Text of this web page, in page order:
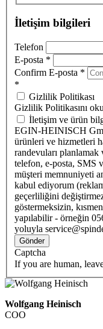
İletişim bilgileri
Telefon
E-posta *
Confirm E-posta *
*
Gizlilik Politikası
Gizlilik Politikasını
İletişim ve ürün
EGIN-HEINISCH
ürünleri ve hizmetleri
randevuları
telefon, e-posta, SMS
müşteri memnuniyeti
kabul ediyorum
geçerliliğini
göstermeksizin,
yapılabilir - örneğin
yoluyla
Gönder
Captcha
If you are human,
Wolfgang Heinisch
COO